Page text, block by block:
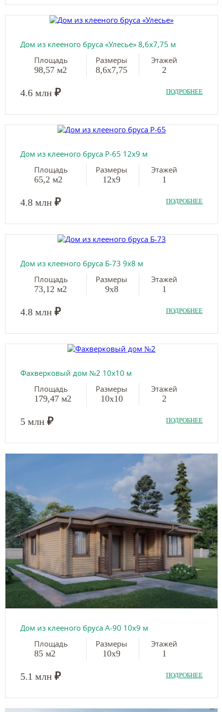
Дом из клееного бруса «Улесье» 8,6х7,75 м
Площадь
98,57 м2
Размеры
8,6х7,75
Этажей
2
4.6 млн ₽ ПОДРОБНЕЕ
Дом из клееного бруса Р-65 12х9 м
Площадь
65,2 м2
Размеры
12х9
Этажей
1
4.8 млн ₽ ПОДРОБНЕЕ
Дом из клееного бруса Б-73 9х8 м
Площадь
73,12 м2
Размеры
9х8
Этажей
1
4.8 млн ₽ ПОДРОБНЕЕ
Фахверковый дом №2 10х10 м
Площадь
179,47 м2
Размеры
10х10
Этажей
2
5 млн ₽ ПОДРОБНЕЕ
Дом из клееного бруса А-90 10х9 м
Площадь
85 м2
Размеры
10х9
Этажей
1
5.1 млн ₽ ПОДРОБНЕЕ